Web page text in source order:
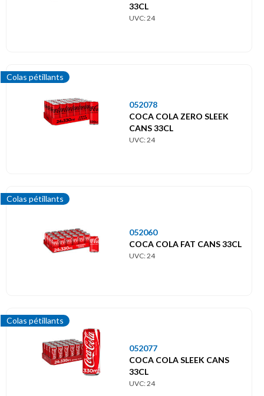
33CL
UVC: 24
Colas pétillants
052078
COCA COLA ZERO SLEEK
CANS 33CL
UVC: 24
Colas pétillants
052060
COCA COLA FAT CANS 33CL
UVC: 24
Colas pétillants
052077
COCA COLA SLEEK CANS
33CL
UVC: 24